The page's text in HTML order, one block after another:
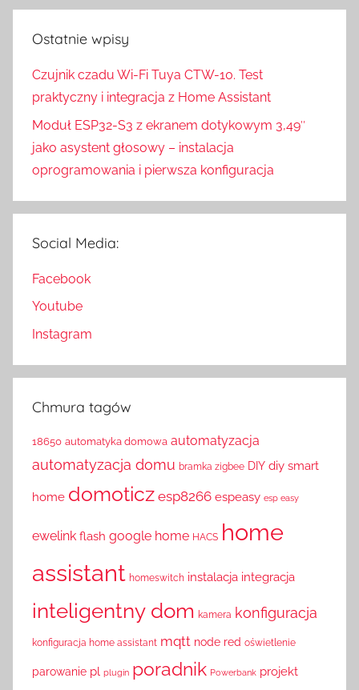
Ostatnie wpisy
Czujnik czadu Wi-Fi Tuya CTW-10. Test
praktyczny i integracja z Home Assistant
Moduł ESP32-S3 z ekranem dotykowym 3,49″
jako asystent głosowy – instalacja
oprogramowania i pierwsza konfiguracja
Social Media:
Facebook
Youtube
Instagram
Chmura tagów
18650 automatyka domowa automatyzacja
automatyzacja domu bramka zigbee DIY diy smart
home domoticz esp8266 espeasy esp easy
ewelink flash google home HACS home
assistant homeswitch instalacja integracja
inteligentny dom kamera konfiguracja
konfiguracja home assistant mqtt node red oświetlenie
parowanie pl plugin poradnik Powerbank projekt